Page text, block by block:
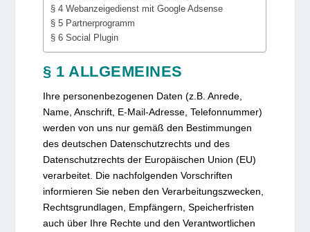
§ 4 Webanzeigedienst mit Google Adsense
§ 5 Partnerprogramm
§ 6 Social Plugin
§ 1 ALLGEMEINES
Ihre personenbezogenen Daten (z.B. Anrede,
Name, Anschrift, E-Mail-Adresse, Telefonnummer)
werden von uns nur gemäß den Bestimmungen
des deutschen Datenschutzrechts und des
Datenschutzrechts der Europäischen Union (EU)
verarbeitet. Die nachfolgenden Vorschriften
informieren Sie neben den Verarbeitungszwecken,
Rechtsgrundlagen, Empfängern, Speicherfristen
auch über Ihre Rechte und den Verantwortlichen